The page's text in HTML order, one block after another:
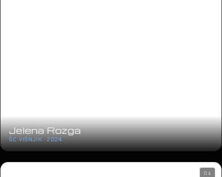
Jelena Rozga
ŠC VIŠNJIK · 2024
04